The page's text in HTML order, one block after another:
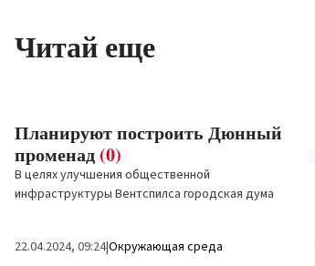
Читай еще
Планируют построить Дюнный
променад (0)
В целях улучшения общественной
инфраструктуры Вентспилса городская дума
22.04.2024, 09:24|Окружающая среда